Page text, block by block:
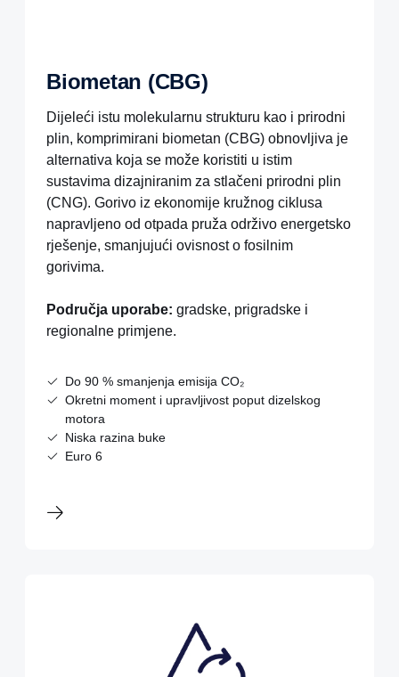
Biometan (CBG)
Dijeleći istu molekularnu strukturu kao i prirodni
plin, komprimirani biometan (CBG) obnovljiva je
alternativa koja se može koristiti u istim
sustavima dizajniranim za stlačeni prirodni plin
(CNG). Gorivo iz ekonomije kružnog ciklusa
napravljeno od otpada pruža održivo energetsko
rješenje, smanjujući ovisnost o fosilnim
gorivima.
Područja uporabe: gradske, prigradske i
regionalne primjene.
Do 90 % smanjenja emisija CO₂
Okretni moment i upravljivost poput dizelskog
motora
Niska razina buke
Euro 6